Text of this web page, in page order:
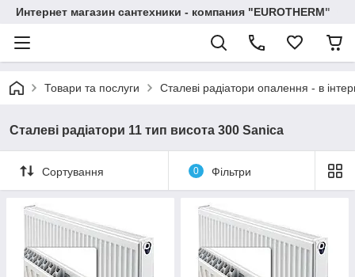
Интернет магазин сантехники - компания "EUROTHERM"
Товари та послуги Сталеві радіатори опалення - в
Сталеві радіатори 11 тип висота 300 Sanica
Сортування 0 Фільтри